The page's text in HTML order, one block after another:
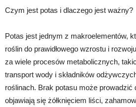
Czym jest potas i dlaczego jest ważny?
Potas jest jednym z makroelementów,
roślin do prawidłowego wzrostu i
za wiele procesów metabolicznych,
transport wody i składników
roślinach. Brak potasu może prowadzić
objawiają się żółknięciem liści,